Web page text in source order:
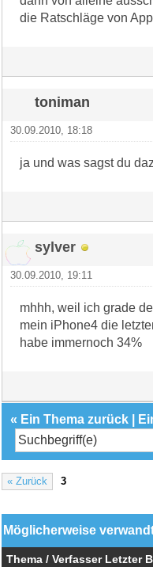
die Ratschläge von
toniman
30.09.2010, 18:18
ja und was sagst du
sylver
30.09.2010, 19:11
mhhh, weil ich grade
mein iPhone4 die
habe immernoch 34%
« Ein Thema zurück
« Zurück 3
Möglicherweise
Thema / Verfasser Letzter